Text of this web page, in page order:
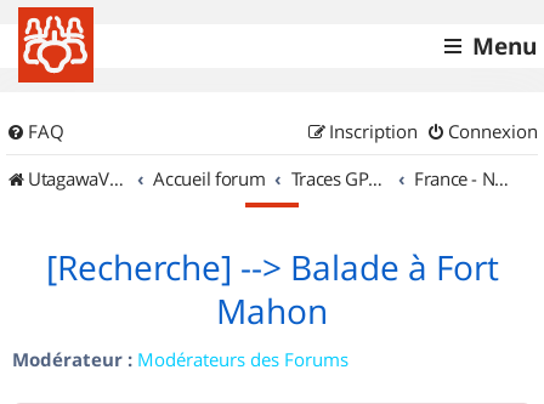
Menu
FAQ Connexion
Inscription
UtagawaVTT (Randos VTT et VTTAE avec traces GPS)
Accueil forum Traces GPS de randos VTT France - Nord Est
[Recherche] --> Balade à Fort
Mahon
Modérateur : Modérateurs des Forums